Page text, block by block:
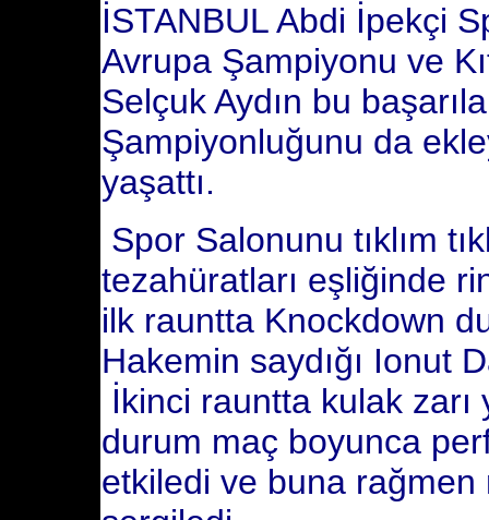
İSTANBUL Abdi İpekçi
Avrupa Şampiyonu ve
Selçuk Aydın bu
Şampiyonluğunu da
yaşattı.
Spor Salonunu tıklım
tezahüratları eşliğinde
ilk rauntta Knockdown
Hakemin saydığı Ionut
İkinci rauntta kulak zarı
durum maç boyunca
etkiledi ve buna